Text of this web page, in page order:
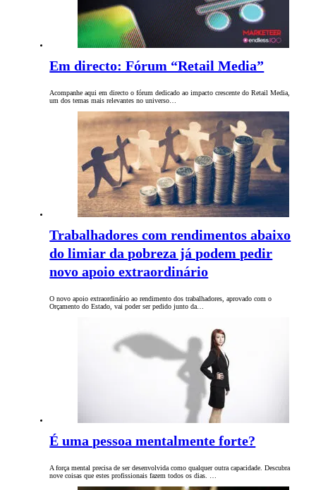
Em directo: Fórum “Retail Media”
Acompanhe aqui em directo o fórum dedicado ao impacto crescente do Retail Media,
um dos temas mais relevantes no universo…
Trabalhadores com rendimentos abaixo
do limiar da pobreza já podem pedir
novo apoio extraordinário
O novo apoio extraordinário ao rendimento dos trabalhadores, aprovado com o
Orçamento do Estado, vai poder ser pedido junto da…
É uma pessoa mentalmente forte?
A força mental precisa de ser desenvolvida como qualquer outra capacidade. Descubra
nove coisas que estes profissionais fazem todos os dias. …